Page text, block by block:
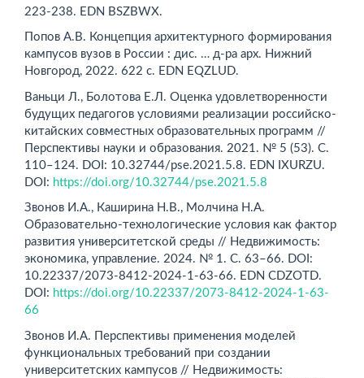
223-238. EDN BSZBWX.
Попов А.В. Концепция архитектурного формирования
кампусов вузов в России : дис. … д-ра арх. Нижний
Новгород, 2022. 622 с. EDN EQZLUD.
Ваньци Л., Болотова Е.Л. Оценка удовлетворенности
будущих педагогов условиями реализации российско-
китайских совместных образовательных программ //
Перспективы науки и образования. 2021. № 5 (53). С.
110–124. DOI: 10.32744/pse.2021.5.8. EDN IXURZU.
DOI: https://doi.org/10.32744/pse.2021.5.8
Звонов И.А., Каширина Н.В., Молчина Н.А.
Образовательно-технологические условия как фактор
развития университетской среды // Недвижимость:
экономика, управление. 2024. № 1. С. 63–66. DOI:
10.22337/2073-8412-2024-1-63-66. EDN CDZOTD.
DOI: https://doi.org/10.22337/2073-8412-2024-1-63-
66
Звонов И.А. Перспективы применения моделей
функциональных требований при создании
университетских кампусов // Недвижимость: